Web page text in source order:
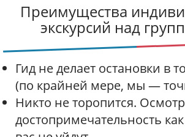
Преимущества
экскурсий над
Гид не делает остановки в
(по крайней мере, мы —
Никто не торопится.
достопримечательность